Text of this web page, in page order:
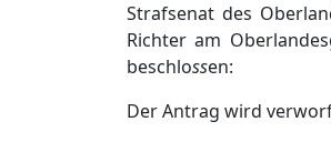
Strafsenat des
Richter am
beschlossen:
Der Antrag wird